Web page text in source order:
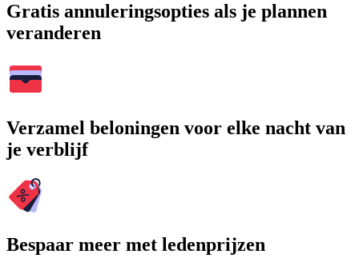
Gratis annuleringsopties als je plannen
veranderen
Verzamel beloningen voor elke nacht van
je verblijf
Bespaar meer met ledenprijzen